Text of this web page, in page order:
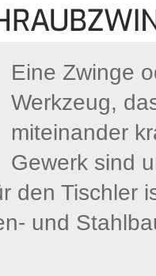
Eine Zwinge
Werkzeug,
miteinander
Gewerk sind
den Tischler
und